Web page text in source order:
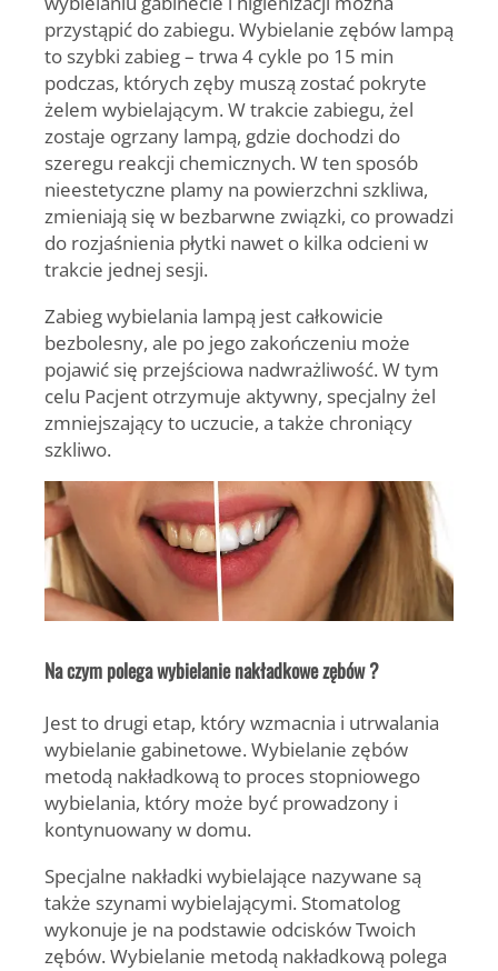
przystąpić do zabiegu. Wybielanie zębów lampą
to szybki zabieg – trwa 4 cykle po 15 min
podczas, których zęby muszą zostać pokryte
żelem wybielającym. W trakcie zabiegu, żel
zostaje ogrzany lampą, gdzie dochodzi do
szeregu reakcji chemicznych. W ten sposób
nieestetyczne plamy na powierzchni szkliwa,
zmieniają się w bezbarwne związki, co prowadzi
do rozjaśnienia płytki nawet o kilka odcieni w
trakcie jednej sesji.
Zabieg wybielania lampą jest całkowicie
bezbolesny, ale po jego zakończeniu może
pojawić się przejściowa nadwrażliwość. W tym
celu Pacjent otrzymuje aktywny, specjalny żel
zmniejszający to uczucie, a także chroniący
szkliwo.
Na czym polega wybielanie nakładkowe zębów ?
Jest to drugi etap, który wzmacnia i utrwalania
wybielanie gabinetowe. Wybielanie zębów
metodą nakładkową to proces stopniowego
wybielania, który może być prowadzony i
kontynuowany w domu.
Specjalne nakładki wybielające nazywane są
także szynami wybielającymi. Stomatolog
wykonuje je na podstawie odcisków Twoich
zębów. Wybielanie metodą nakładkową polega